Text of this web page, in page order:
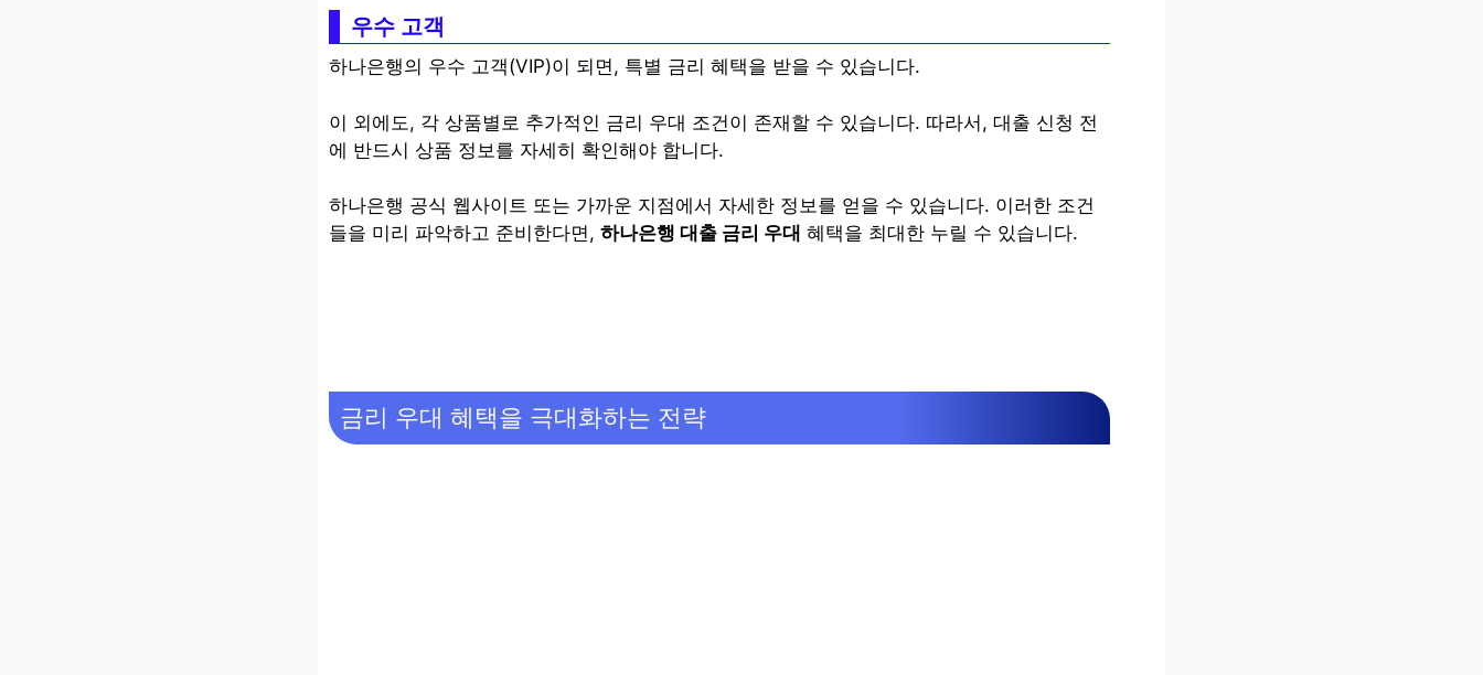
우수 고객
하나은행의 우수 고객(VIP)이 되면, 특별 금리 혜택을 받을 수 있습니다.
이 외에도, 각 상품별로 추가적인 금리 우대 조건이 존재할 수 있습니다. 따라서, 대출 신청 전
에 반드시 상품 정보를 자세히 확인해야 합니다.
하나은행 공식 웹사이트 또는 가까운 지점에서 자세한 정보를 얻을 수 있습니다. 이러한 조건
들을 미리 파악하고 준비한다면, 하나은행 대출 금리 우대 혜택을 최대한 누릴 수 있습니다.
금리 우대 혜택을 극대화하는 전략